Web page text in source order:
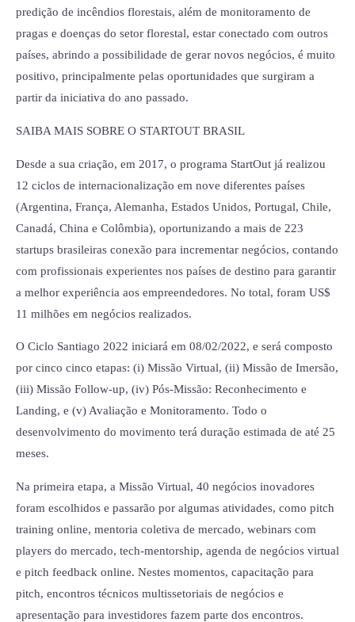
predição de incêndios florestais, além de monitoramento de
pragas e doenças do setor florestal, estar conectado com outros
países, abrindo a possibilidade de gerar novos negócios, é muito
positivo, principalmente pelas oportunidades que surgiram a
partir da iniciativa do ano passado.
SAIBA MAIS SOBRE O STARTOUT BRASIL
Desde a sua criação, em 2017, o programa StartOut já realizou
12 ciclos de internacionalização em nove diferentes países
(Argentina, França, Alemanha, Estados Unidos, Portugal, Chile,
Canadá, China e Colômbia), oportunizando a mais de 223
startups brasileiras conexão para incrementar negócios, contando
com profissionais experientes nos países de destino para garantir
a melhor experiência aos empreendedores. No total, foram US$
11 milhões em negócios realizados.
O Ciclo Santiago 2022 iniciará em 08/02/2022, e será composto
por cinco cinco etapas: (i) Missão Virtual, (ii) Missão de Imersão,
(iii) Missão Follow-up, (iv) Pós-Missão: Reconhecimento e
Landing, e (v) Avaliação e Monitoramento. Todo o
desenvolvimento do movimento terá duração estimada de até 25
meses.
Na primeira etapa, a Missão Virtual, 40 negócios inovadores
foram escolhidos e passarão por algumas atividades, como pitch
training online, mentoria coletiva de mercado, webinars com
players do mercado, tech-mentorship, agenda de negócios virtual
e pitch feedback online. Nestes momentos, capacitação para
pitch, encontros técnicos multissetoriais de negócios e
apresentação para investidores fazem parte dos encontros.